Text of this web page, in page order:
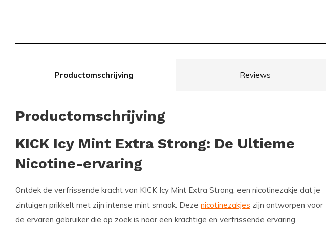
Productomschrijving Reviews
Productomschrijving
KICK Icy Mint Extra Strong: De Ultieme
Nicotine-ervaring
Ontdek de verfrissende kracht van KICK Icy Mint Extra Strong , een nicotinezakje dat je
zintuigen prikkelt met zijn intense mint smaak. Deze nicotinezakjes zijn ontworpen voor
de ervaren gebruiker die op zoek is naar een krachtige en verfrissende ervaring.